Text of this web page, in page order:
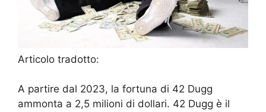
Articolo tradotto:
A partire dal 2023, la fortuna di 42 Dugg
ammonta a 2,5 milioni di dollari. 42 Dugg è il